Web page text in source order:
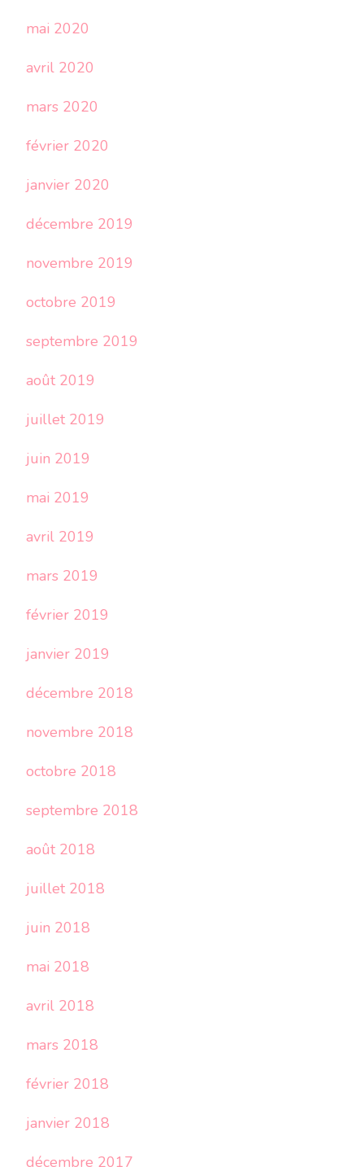
mai 2020
avril 2020
mars 2020
février 2020
janvier 2020
décembre 2019
novembre 2019
octobre 2019
septembre 2019
août 2019
juillet 2019
juin 2019
mai 2019
avril 2019
mars 2019
février 2019
janvier 2019
décembre 2018
novembre 2018
octobre 2018
septembre 2018
août 2018
juillet 2018
juin 2018
mai 2018
avril 2018
mars 2018
février 2018
janvier 2018
décembre 2017